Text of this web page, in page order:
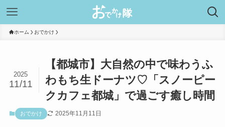
ホーム おでかけ
【都城市】大自然の中で味わうふ
わもち生ドーナツ♡「スノーピー
クカフェ都城」で過ごす癒し時間
2025
11/11
おでかけ 2025年11月11日